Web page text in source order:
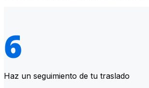
Haz un seguimiento de tu traslado